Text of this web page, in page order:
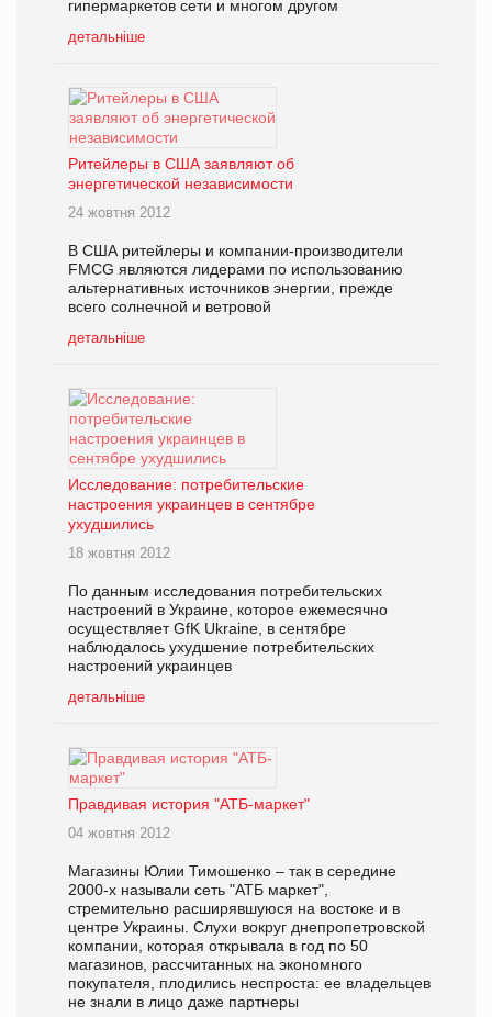
гипермаркетов сети и многом другом
детальніше
Ритейлеры в США заявляют об
энергетической независимости
24 жовтня 2012
В США ритейлеры и компании-производители
FMCG являются лидерами по использованию
альтернативных источников энергии, прежде
всего солнечной и ветровой
детальніше
Исследование: потребительские
настроения украинцев в сентябре
ухудшились
18 жовтня 2012
По данным исследования потребительских
настроений в Украине, которое ежемесячно
осуществляет GfK Ukraine, в сентябре
наблюдалось ухудшение потребительских
настроений украинцев
детальніше
Правдивая история "АТБ-маркет"
04 жовтня 2012
Магазины Юлии Тимошенко – так в середине
2000-х называли сеть "АТБ маркет",
стремительно расширявшуюся на востоке и в
центре Украины. Слухи вокруг днепропетровской
компании, которая открывала в год по 50
магазинов, рассчитанных на экономного
покупателя, плодились неспроста: ее владельцев
не знали в лицо даже партнеры